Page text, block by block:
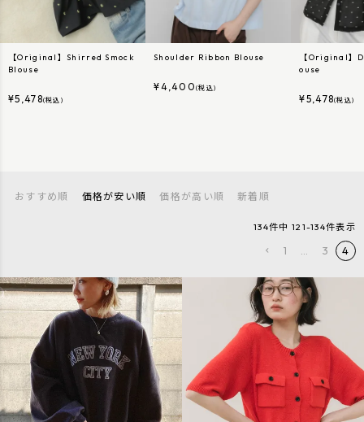
【Original】Shirred Smock
Blouse
¥5,478(税込)
Shoulder Ribbon Blouse
¥4,400 (税込)
【Original】
ouse
¥5,478(税込)
おすすめ順 価格が安い順 価格が高い順 新着順
134件中 121-134件表示
1 3 4